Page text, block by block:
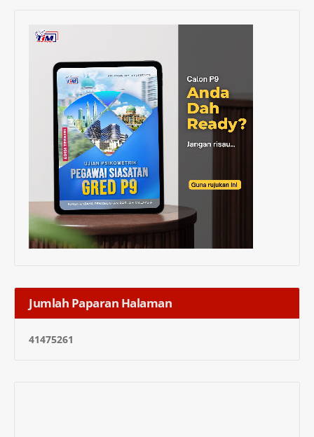
Jumlah Paparan Halaman
41475261